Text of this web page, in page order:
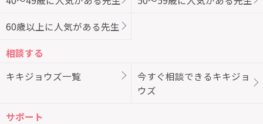
60歳以上に人気がある先生
相談する
キキジョウズ一覧
今すぐ相談できるキキジョ
ウズ
サポート